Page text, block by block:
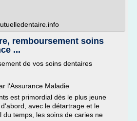
remboursement soins
...
de vos soins dentaires
l'Assurance Maladie
est primordial dès le plus jeune
avec le détartrage et le
du temps, les soins de caries ne